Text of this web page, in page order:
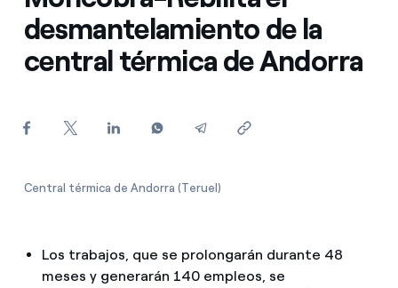
Encuentra la tarifa que más te conviene
Compara nuestras tarifas de empresa y ahorra
¿Cómo ver mis facturas de Endesa?
Ofertas para autónomos y Pymes
Colecciones
Contactos prensa
La cara e
desmantelamiento de la
central térmica de Andorra
Central térmica de Andorra (Teruel)
Los trabajos, que se prolongarán durante 48
meses y generarán 140 empleos, se